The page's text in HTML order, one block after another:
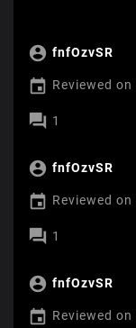
 fnfOzvSR
 Reviewed on
 1
 fnfOzvSR
 Reviewed on
 1
 fnfOzvSR
 Reviewed on